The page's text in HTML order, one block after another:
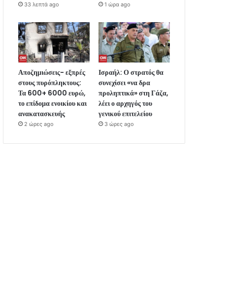
33 λεπτά ago 1 ώρα ago
Αποζημιώσεις- εξπρές
στους πυρόπληκτους:
Τα 600+ 6000 ευρώ,
το επίδομα ενοικίου και
ανακατασκευής
2 ώρες ago
Ισραήλ: Ο στρατός θα
συνεχίσει «να δρα
προληπτικά» στη Γάζα,
λέει ο αρχηγός του
γενικού επιτελείου
3 ώρες ago